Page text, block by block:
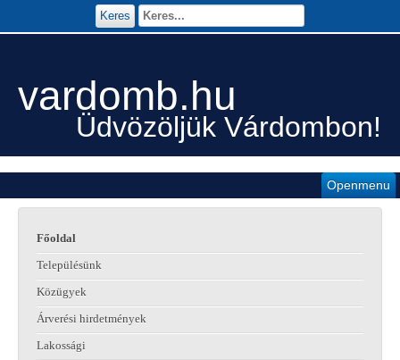
vardomb.hu
Üdvözöljük Várdombon!
Openmenu
Keres
Főoldal
Településünk
Közügyek
Árverési hirdetmények
Lakossági